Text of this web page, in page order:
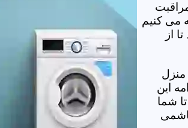
می کنیم
از
منزل
این
شما